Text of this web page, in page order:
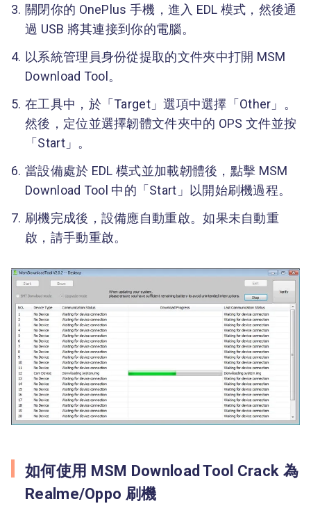
關閉你的 OnePlus 手機，進入 EDL 模式，然後通
過 USB 將其連接到你的電腦。
以系統管理員身份從提取的文件夾中打開 MSM
Download Tool。
在工具中，於「Target」選項中選擇「Other」。
然後，定位並選擇韌體文件夾中的 OPS 文件並按
「Start」。
當設備處於 EDL 模式並加載韌體後，點擊 MSM
Download Tool 中的「Start」以開始刷機過程。
刷機完成後，設備應自動重啟。如果未自動重
啟，請手動重啟。
如何使用 MSM Download Tool Crack 為
Realme/Oppo 刷機